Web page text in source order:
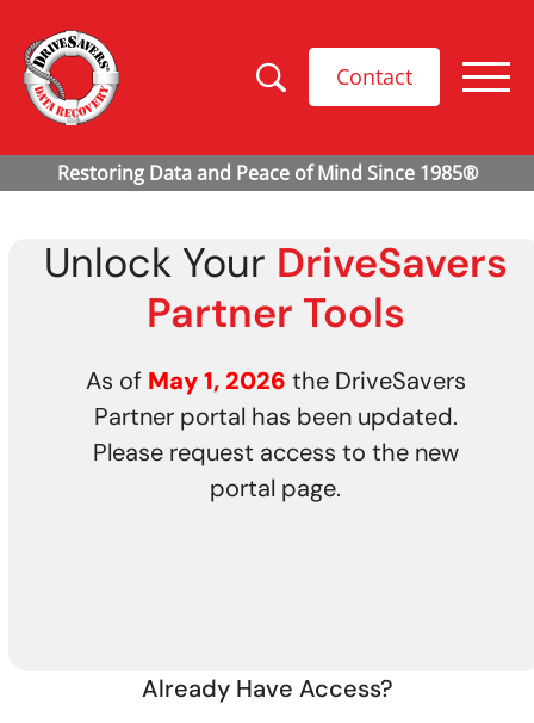
Contact
Unlock Your DriveSavers
Partner Tools
As of May 1, 2026 the DriveSavers
Partner portal has been updated.
Please request access to the new
portal page.
Already Have Access?